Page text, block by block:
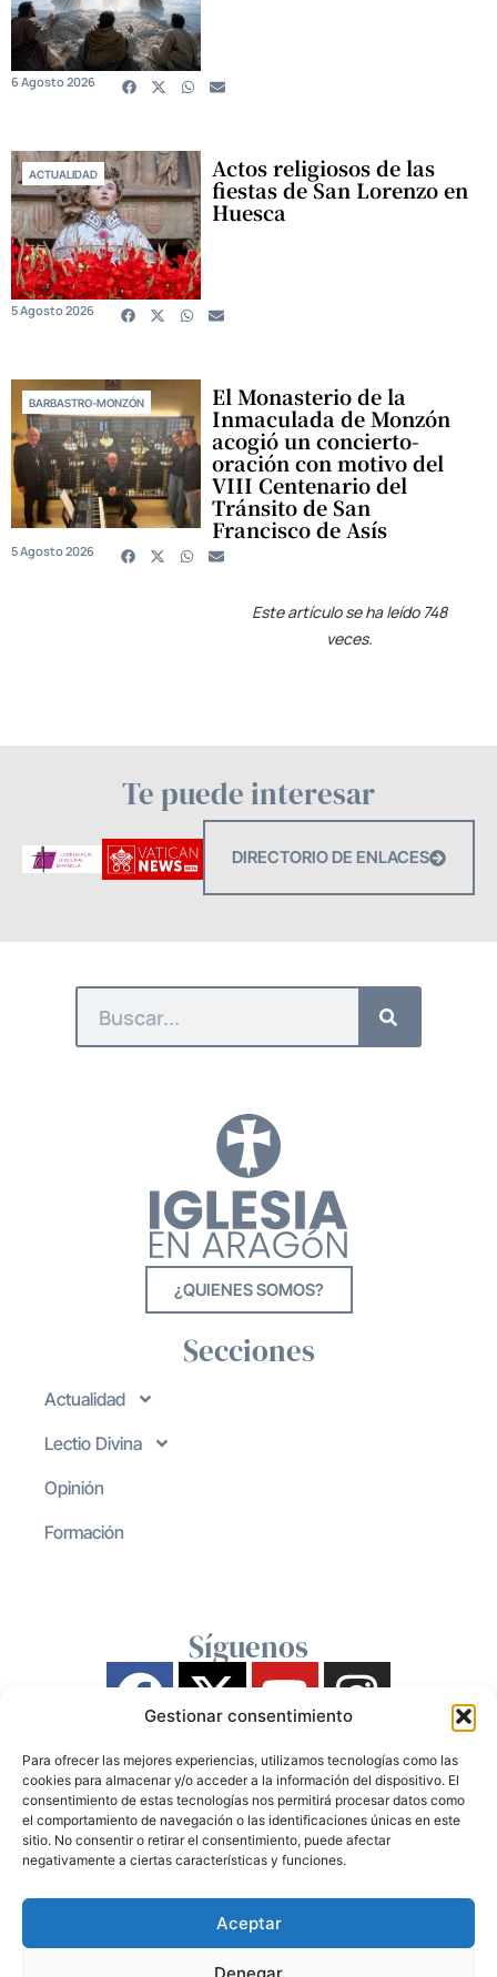
Gestionar consentimiento
Para ofrecer las mejores experiencias, utilizamos tecnologías como las
cookies para almacenar y/o acceder a la información del dispositivo. El
consentimiento de estas tecnologías nos permitirá procesar datos como
el comportamiento de navegación o las identificaciones únicas en este
sitio. No consentir o retirar el consentimiento, puede afectar
negativamente a ciertas características y funciones.
Aceptar
Denegar
6 Agosto 2026
ACTUALIDAD Actos religiosos de las
fiestas de San Lorenzo en
Huesca
5 Agosto 2026
BARBASTRO-MONZÓN El Monasterio de la
Inmaculada de Monzón
acogió un concierto-
oración con motivo del
VIII Centenario del
Tránsito de San
Francisco de Asís
5 Agosto 2026
Este artículo se ha leído 748
veces.
Te puede interesar
DIRECTORIO DE ENLACES
¿QUIENES SOMOS?
Secciones
Actualidad
Lectio Divina
Opinión
Formación
Síguenos